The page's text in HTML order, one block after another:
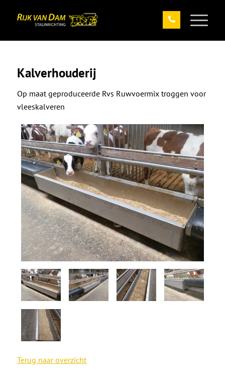
Kalverhouderij
Op maat geproduceerde Rvs Ruwvoermix troggen voor
vleeskalveren
Terug naar overzicht